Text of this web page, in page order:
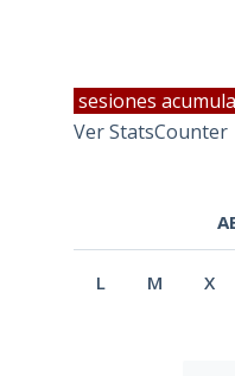
sesiones
Ver StatsCounter
L M X